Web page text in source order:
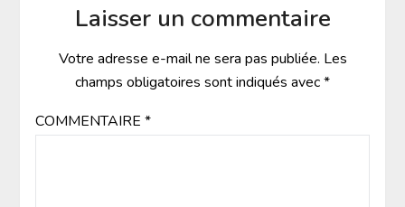
Laisser un commentaire
Votre adresse e-mail ne sera pas publiée. Les
champs obligatoires sont indiqués avec*
COMMENTAIRE *